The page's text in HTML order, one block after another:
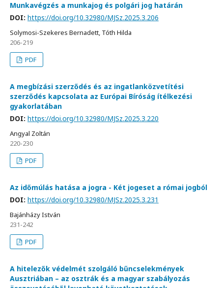
Munkavégzés a munkajog és polgári jog határán
DOI: https://doi.org/10.32980/MJSz.2025.3.206
Solymosi-Szekeres Bernadett, Tóth Hilda
206-219
PDF
A megbízási szerződés és az ingatlanközvetítési
szerződés kapcsolata az Európai Bíróság ítélkezési
gyakorlatában
DOI: https://doi.org/10.32980/MJSz.2025.3.220
Angyal Zoltán
220-230
PDF
Az időmúlás hatása a jogra - Két jogeset a római jogból
DOI: https://doi.org/10.32980/MJSz.2025.3.231
Bajánházy István
231-242
PDF
A hitelezők védelmét szolgáló bűncselekmények
Ausztriában – az osztrák és a magyar szabályozás